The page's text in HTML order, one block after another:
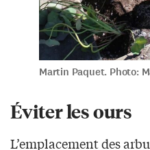
Martin Paquet. Photo:
Éviter les ours
L’emplacement des